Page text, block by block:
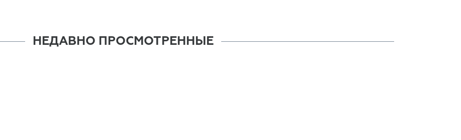
НЕДАВНО ПРОСМОТРЕННЫЕ